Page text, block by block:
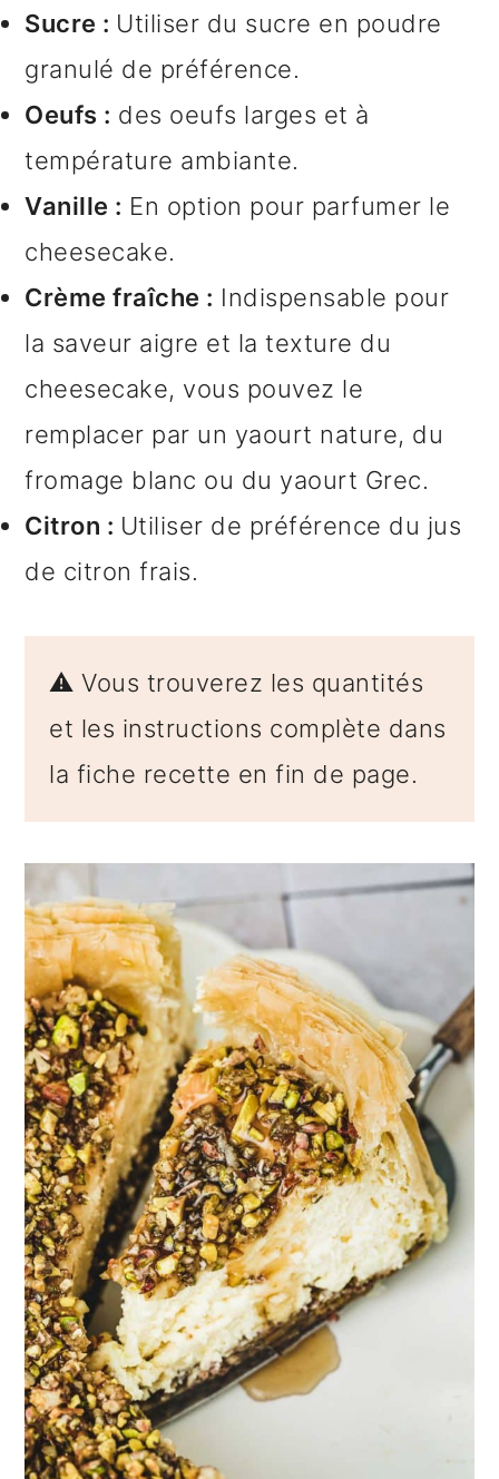
Sucre : Utiliser du sucre en poudre
granulé de préférence.
Oeufs : des oeufs larges et à
température ambiante.
Vanille : En option pour parfumer le
cheesecake.
Crème fraîche : Indispensable pour
la saveur aigre et la texture du
cheesecake, vous pouvez le
remplacer par un yaourt nature, du
fromage blanc ou du yaourt Grec.
Citron : Utiliser de préférence du jus
de citron frais.
⚠️ Vous trouverez les quantités
et les instructions complète dans
la fiche recette en fin de page.